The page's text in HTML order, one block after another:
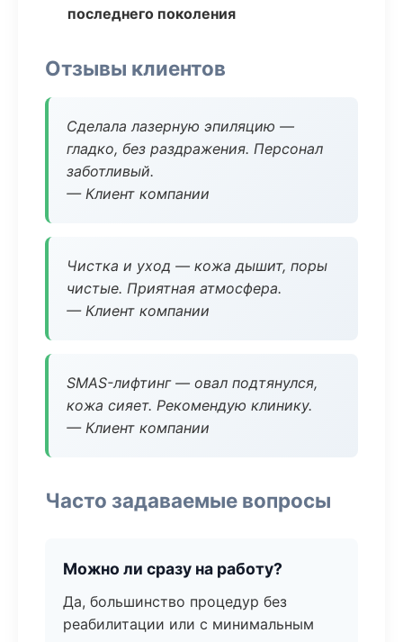
последнего поколения
Отзывы клиентов
Сделала лазерную эпиляцию —
гладко, без раздражения. Персонал
заботливый.
— Клиент компании
Чистка и уход — кожа дышит, поры
чистые. Приятная атмосфера.
— Клиент компании
SMAS-лифтинг — овал подтянулся,
кожа сияет. Рекомендую клинику.
— Клиент компании
Часто задаваемые вопросы
Можно ли сразу на работу?
Да, большинство процедур без
реабилитации или с минимальным